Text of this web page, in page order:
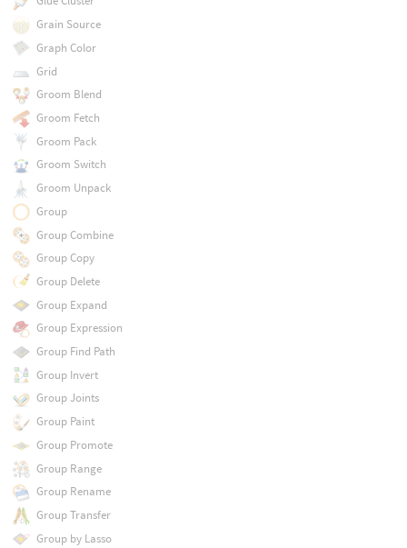
Grain Source
Graph Color
Grid
Groom Blend
Groom Fetch
Groom Pack
Groom Switch
Groom Unpack
Group
Group Combine
Group Copy
Group Delete
Group Expand
Group Expression
Group Find Path
Group Invert
Group Joints
Group Paint
Group Promote
Group Range
Group Rename
Group Transfer
Group by Lasso